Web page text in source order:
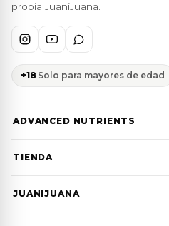
propia JuaniJuana.
+18 Solo para mayores de edad
ADVANCED NUTRIENTS
Bases pH Perfect
Tablas de cultivo
TIENDA
JUANIJUANA